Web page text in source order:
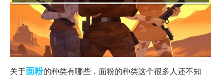
关于面粉的种类有哪些，面粉的种类这个很多人还不知